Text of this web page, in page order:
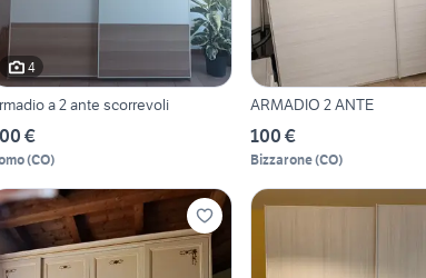
4
a 2 ante scorrevoli
€
(CO)
ARMADIO 2 ANTE
100 €
Bizzarone(CO)